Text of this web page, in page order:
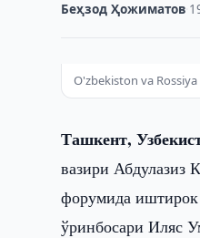
Беҳзод Ҳожиматов
O'zbekiston va
Ташкент,
вазири
форумида иштирок
ўринбосари Иляс